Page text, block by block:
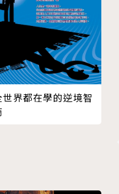
世界都在學的逆境智